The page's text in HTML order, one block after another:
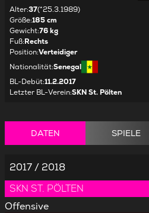
Alter:37(*25.3.1989)
Größe:185 cm
Gewicht:76 kg
Fuß:Rechts
Position:Verteidiger
Nationalität:Senegal
BL-Debüt:11.2.2017
Letzter BL-Verein:SKN St. Pölten
DATEN SPIELE
2017 / 2018
SKN ST. PÖLTEN
Offensive